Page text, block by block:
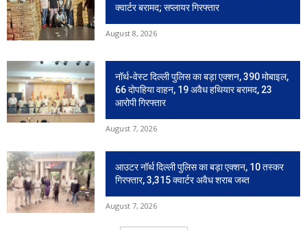
क्वार्टर बरामद; सप्लायर गिरफ्तार
August 8, 2026
नॉर्थ-वेस्ट दिल्ली पुलिस का बड़ा एक्शन, 390 मोबाइल,
66 दोपहिया वाहन, 19 अवैध हथियार बरामद, 23
आरोपी गिरफ्तार
August 7, 2026
आउटर नॉर्थ दिल्ली पुलिस का बड़ा एक्शन, 10 तस्कर
गिरफ्तार, 3,315 क्वार्टर अवैध शराब जब्त
August 7, 2026